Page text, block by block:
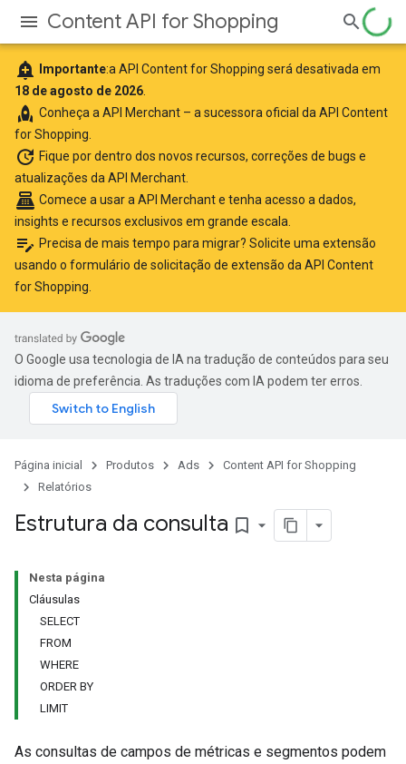
Content API for Shopping
add_alert Importante:a API Content for Shopping será desativada em
18 de agosto de 2026
rocket Conheça a API Merchant – a sucessora oficial da API Content
for Shopping.
update Fique por dentro dos novos recursos, correções de bugs e
atualizações da API Merchant.
point_of_sale Comece a usar a API Merchante tenha acesso a dados,
insights e recursos exclusivos em grande escala.
edit_note Precisa de mais tempo para migrar? Solicite uma extensão
usando o formulário de solicitação de extensão da API Content
for Shopping
O Google usa tecnologia de IA na tradução de conteúdos para seu
idioma de preferência. As traduções com IA podem ter erros.
Página inicial Produtos Ads
Content API for Shopping
Relatórios
Estrutura da consulta bookmark_border
Nesta página
Cláusulas
SELECT
FROM
WHERE
ORDER BY
LIMIT
As consultas de campos de métricas e segmentos podem